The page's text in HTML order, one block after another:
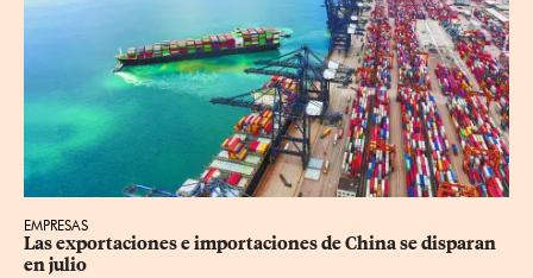
EMPRESAS
Las exportaciones e importaciones de China se disparan
en julio